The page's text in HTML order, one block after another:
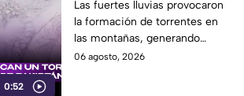
0:52
inundaciones en una
región montañosa
Las fuertes lluvias provocaron
la formación de torrentes en
las montañas, generando
inundaciones y afectaciones
06 agosto, 2026